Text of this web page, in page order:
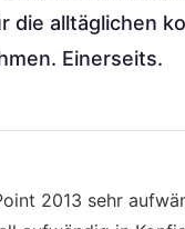
die alltäglichen
Einerseits.
2013 sehr